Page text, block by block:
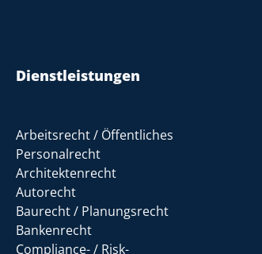
Dienstleistungen
Arbeitsrecht / Öffentliches
Personalrecht
Architektenrecht
Autorecht
Baurecht / Planungsrecht
Bankenrecht
Compliance- / Risk-